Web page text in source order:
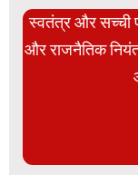
स्वतंत्र और सच्ची
और राजनैतिक